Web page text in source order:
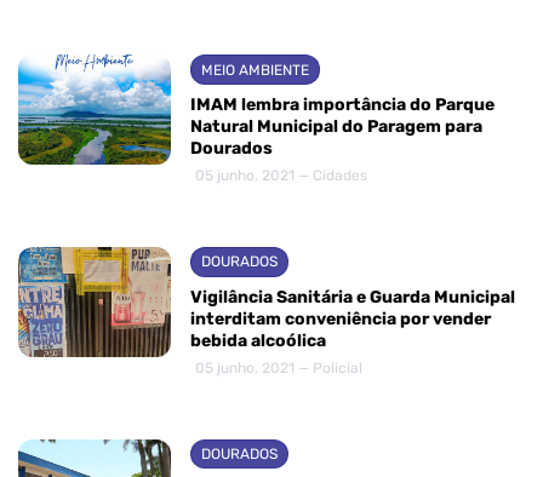
MEIO AMBIENTE
IMAM lembra importância do Parque
Natural Municipal do Paragem para
Dourados
05 junho, 2021 — Cidades
DOURADOS
Vigilância Sanitária e Guarda Municipal
interditam conveniência por vender
bebida alcoólica
05 junho, 2021 — Policial
DOURADOS